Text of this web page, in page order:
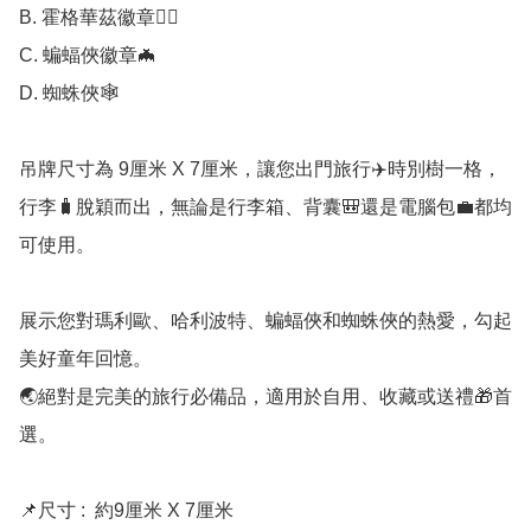
B. 霍格華茲徽章🧙‍♀
C. 蝙蝠俠徽章🦇
D. 蜘蛛俠🕸
吊牌尺寸為 9厘米 X 7厘米，讓您出門旅行✈️時別樹一格，
行李🧳脫穎而出，無論是行李箱、背囊🎒還是電腦包💼都均
可使用。
展示您對瑪利歐、哈利波特、蝙蝠俠和蜘蛛俠的熱愛，勾起
美好童年回憶。
🌏絕對是完美的旅行必備品，適用於自用、收藏或送禮🎁首
選。
📌尺寸 :  約9厘米 X 7厘米